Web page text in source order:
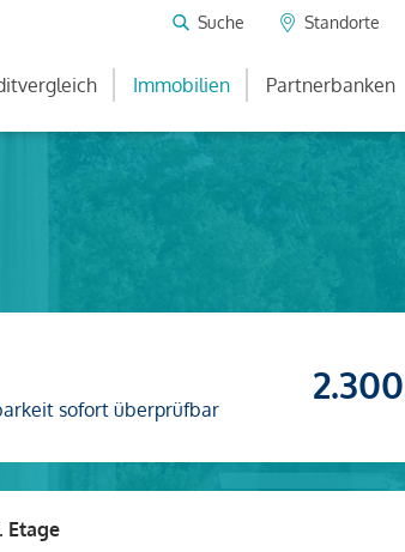
Suche Standorte
Immobilien Partnerbanken
sofort überprüfbar
Etage